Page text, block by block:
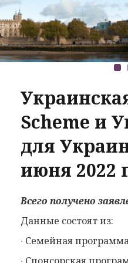
Scheme и
для
июня 2022
Всего получено
Данные состоят из:
∙ Семейная